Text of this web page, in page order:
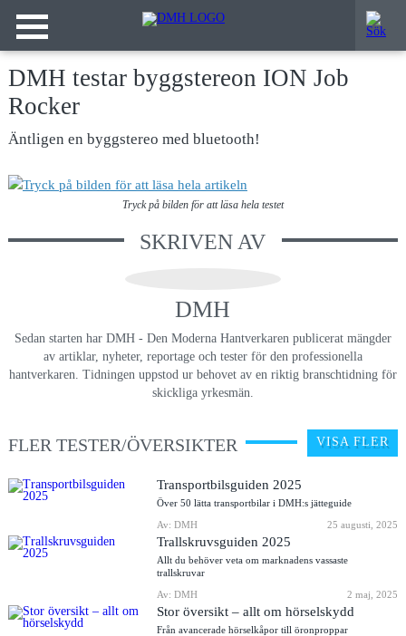
DMH testar byggstereon ION Job
Rocker
Äntligen en byggstereo med bluetooth!
Tryck på bilden för att läsa hela testet
SKRIVEN AV
DMH
Sedan starten har DMH - Den Moderna Hantverkaren publicerat mängder
av artiklar, nyheter, reportage och tester för den professionella
hantverkaren. Tidningen uppstod ur behovet av en riktig branschtidning för
skickliga yrkesmän.
FLER TESTER/ÖVERSIKTER VISA FLER
Transportbilsguiden 2025
Över 50 lätta transportbilar i DMH:s jätteguide
Av: DMH
25 augusti, 2025
Trallskruvsguiden 2025
Allt du behöver veta om marknadens vassaste
trallskruvar
Av: DMH
2 maj, 2025
Stor översikt – allt om hörselskydd
Från avancerade hörselkåpor till öronproppar